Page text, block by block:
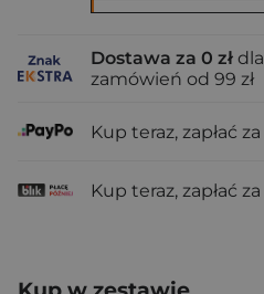
Dostawa za 0 zł dla
zamówień od 99 zł
Kup teraz, zapłać za
Kup teraz, zapłać za